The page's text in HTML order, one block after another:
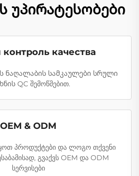
უპირატესობები
качества
ნაღალაბის სამკაულები სრული
QC შემოწმებით.
OEM & ODM
პროდუქტები და ლოგო თქვენი
გვაქვს OEM და ODM
სერვისები